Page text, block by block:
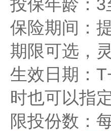
投保年龄‌：3
保险期间‌：
期限可选，
生效日期‌：
时也可以指
限投份数‌：